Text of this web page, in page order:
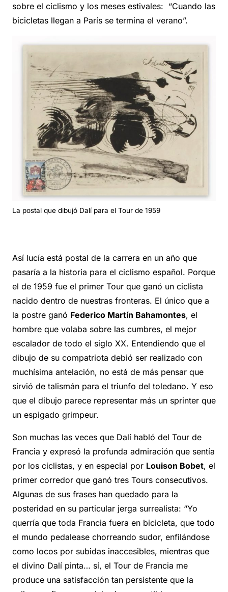
sobre el ciclismo y los meses estivales: “Cuando las
bicicletas llegan a París se termina el verano”.
La postal que dibujó Dalí para el Tour de 1959
Así lucía está postal de la carrera en un año que
pasaría a la historia para el ciclismo español. Porque
el de 1959 fue el primer Tour que ganó un ciclista
nacido dentro de nuestras fronteras. El único que a
la postre ganó Federico Martín Bahamontes, el
hombre que volaba sobre las cumbres, el mejor
escalador de todo el siglo XX. Entendiendo que el
dibujo de su compatriota debió ser realizado con
muchísima antelación, no está de más pensar que
sirvió de talismán para el triunfo del toledano. Y eso
que el dibujo parece representar más un sprinter que
un espigado grimpeur.
Son muchas las veces que Dalí habló del Tour de
Francia y expresó la profunda admiración que sentía
por los ciclistas, y en especial por Louison Bobet, el
primer corredor que ganó tres Tours consecutivos.
Algunas de sus frases han quedado para la
posteridad en su particular jerga surrealista: “Yo
querría que toda Francia fuera en bicicleta, que todo
el mundo pedalease chorreando sudor, enfilándose
como locos por subidas inaccesibles, mientras que
el divino Dalí pinta… sí, el Tour de Francia me
produce una satisfacción tan persistente que la